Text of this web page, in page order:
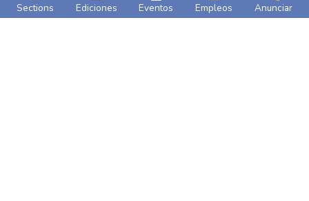
Sections Ediciones Eventos Empleos Anunciar